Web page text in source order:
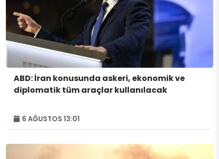
ABD: İran konusunda askeri, ekonomik ve
diplomatik tüm araçlar kullanılacak
6 AĞUSTOS 13:01